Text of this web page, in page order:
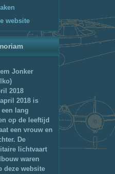
website
Jonker
2018
2018 is
lang
op de leeftijd
een vrouw en
De
lichtvaart
waren
deze website